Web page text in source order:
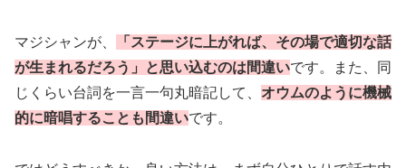
マジシャンが、
「ステージに上がれば、その場で適切な話
が生まれるだろう」と思い込むのは間違いです。また、同
じくらい台詞を一言一句丸暗記して、 オウムのように機械
的に暗唱することも間違いです。